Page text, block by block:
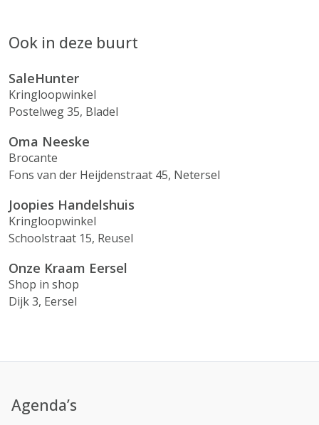
Ook in deze buurt
SaleHunter
Kringloopwinkel
Postelweg 35, Bladel
Oma Neeske
Brocante
Fons van der Heijdenstraat 45, Netersel
Joopies Handelshuis
Kringloopwinkel
Schoolstraat 15, Reusel
Onze Kraam Eersel
Shop in shop
Dijk 3, Eersel
Agenda’s